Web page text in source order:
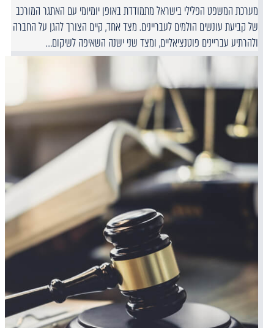
מערכת המשפט הפלילי בישראל מתמודדת באופן יומיומי עם האתגר המורכב
של קביעת עונשים הולמים לעבריינים. מצד אחד, קיים הצורך להגן על החברה
ולהרתיע עבריינים פוטנציאליים, ומצד שני ישנה השאיפה לשיקום…